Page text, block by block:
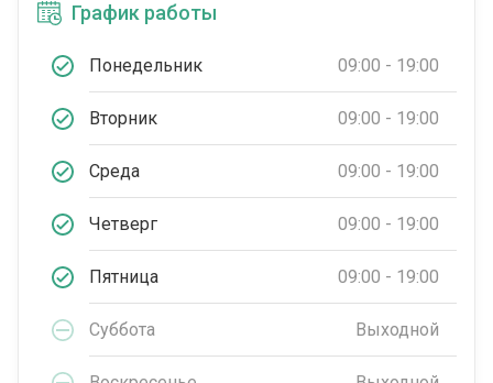
График работы
Понедельник 09:00 - 19:00
Вторник 09:00 - 19:00
Среда 09:00 - 19:00
Четверг 09:00 - 19:00
Пятница 09:00 - 19:00
Суббота Выходной